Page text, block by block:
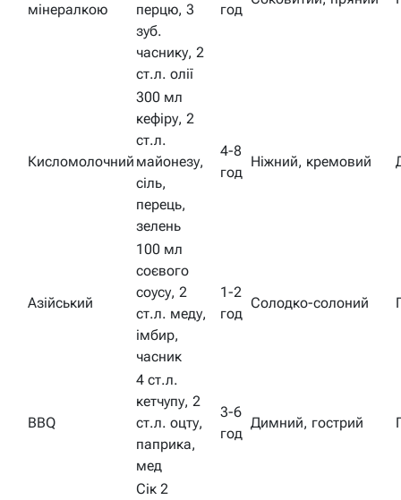
мінералкою
перцю, 3
зуб.
часнику, 2
ст.л. олії
год
Кисломолочний
300 мл
кефіру, 2
ст.л.
майонезу,
сіль,
перець,
зелень
4-8
год
Ніжний, кремовий
Азійський
100 мл
соєвого
соусу, 2
ст.л. меду,
імбир,
часник
1-2
год
Солодко-солоний
BBQ
4 ст.л.
кетчупу, 2
ст.л. оцту,
паприка,
мед
3-6
год
Димний, гострий
Сік 2